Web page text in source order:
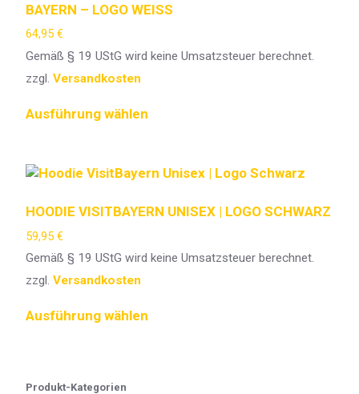
BAYERN – LOGO WEISS
64,95 €
Gemäß § 19 UStG wird keine Umsatzsteuer berechnet.
zzgl. Versandkosten
Ausführung wählen
HOODIE VISITBAYERN UNISEX | LOGO SCHWARZ
59,95 €
Gemäß § 19 UStG wird keine Umsatzsteuer berechnet.
zzgl. Versandkosten
Ausführung wählen
Produkt-Kategorien